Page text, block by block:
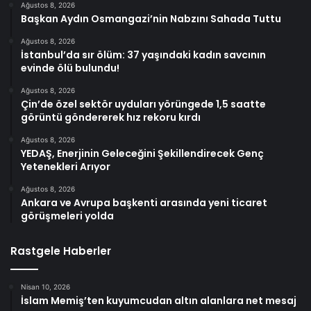
Ağustos 8, 2026
Başkan Aydın Osmangazi’nin Nabzını Sahada Tuttu
Ağustos 8, 2026
İstanbul’da sır ölüm: 37 yaşındaki kadın savcının
evinde ölü bulundu!
Ağustos 8, 2026
Çin’de özel sektör uyduları yörüngede 1,5 saatte
görüntü göndererek hız rekoru kırdı
Ağustos 8, 2026
YEDAŞ, Enerjinin Geleceğini Şekillendirecek Genç
Yetenekleri Arıyor
Ağustos 8, 2026
Ankara ve Avrupa başkenti arasında yeni ticaret
görüşmeleri yolda
Rastgele Haberler
Nisan 10, 2026
İslam Memiş’ten kuyumcudan altın alanlara net mesaj